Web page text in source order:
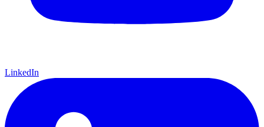
LinkedIn